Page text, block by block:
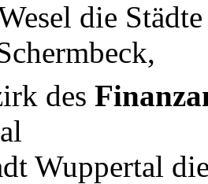
die
des
Wuppertal